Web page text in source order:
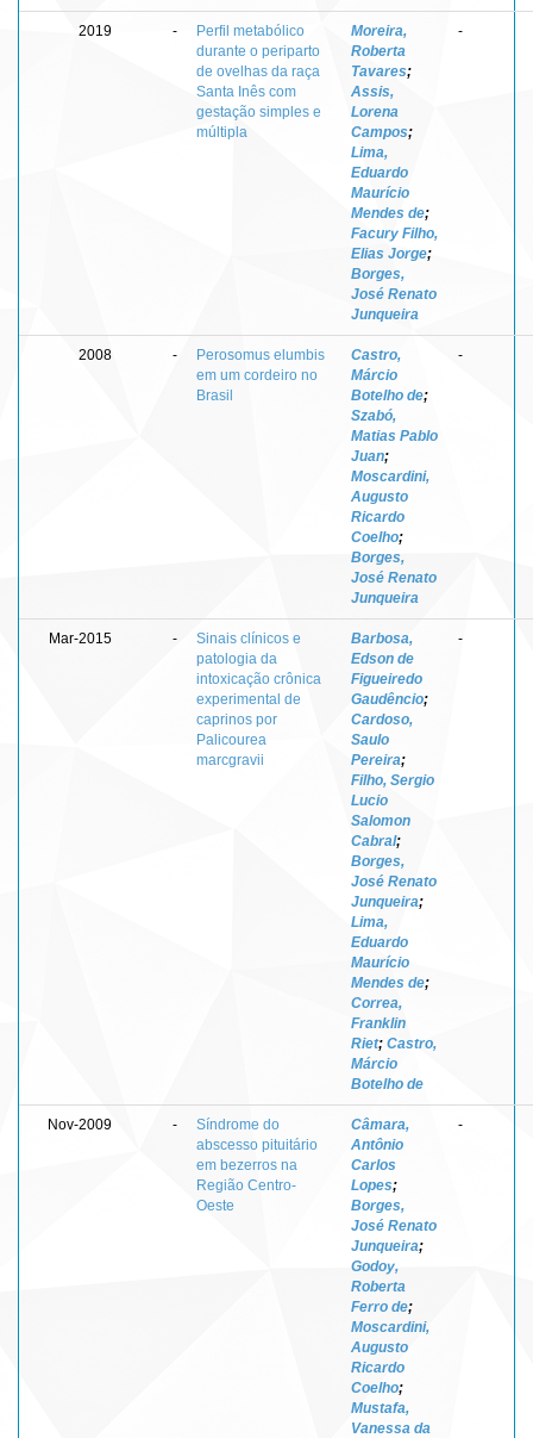
2019 -
Perfil metabólico
durante o periparto
de ovelhas da raça
Santa Inês com
gestação simples e
múltipla
Moreira,
Roberta
Tavares;
Assis,
Lorena
Campos;
Lima,
Eduardo
Maurício
Mendes de;
Facury Filho,
Elias Jorge;
Borges,
José Renato
Junqueira
-
2008 -
Perosomus elumbis
em um cordeiro no
Brasil
Castro,
Márcio
Botelho de;
Szabó,
Matias Pablo
Juan;
Moscardini,
Augusto
Ricardo
Coelho;
Borges,
José Renato
Junqueira
-
Mar-2015 -
Sinais clínicos e
patologia da
intoxicação crônica
experimental de
caprinos por
Palicourea
marcgravii
Barbosa,
Edson de
Figueiredo
Gaudêncio;
Cardoso,
Saulo
Pereira;
Filho, Sergio
Lucio
Salomon
Cabral;
Borges,
José Renato
Junqueira;
Lima,
Eduardo
Maurício
Mendes de;
Correa,
Franklin
Riet; Castro,
Márcio
Botelho de
-
Nov-2009 -
Síndrome do
abscesso pituitário
em bezerros na
Região Centro-
Oeste
Câmara,
Antônio
Carlos
Lopes;
Borges,
José Renato
Junqueira;
Godoy,
Roberta
Ferro de;
Moscardini,
Augusto
Ricardo
Coelho;
Mustafa,
Vanessa da
-